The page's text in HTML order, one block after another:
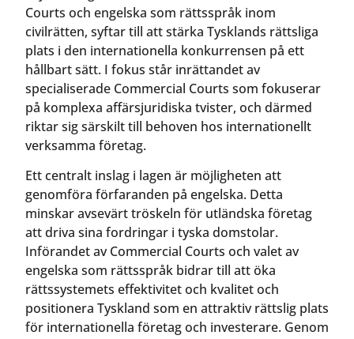
Courts och engelska som rättsspråk inom
civilrätten, syftar till att stärka Tysklands rättsliga
plats i den internationella konkurrensen på ett
hållbart sätt. I fokus står inrättandet av
specialiserade Commercial Courts som fokuserar
på komplexa affärsjuridiska tvister, och därmed
riktar sig särskilt till behoven hos internationellt
verksamma företag.
Ett centralt inslag i lagen är möjligheten att
genomföra förfaranden på engelska. Detta
minskar avsevärt tröskeln för utländska företag
att driva sina fordringar i tyska domstolar.
Införandet av Commercial Courts och valet av
engelska som rättsspråk bidrar till att öka
rättssystemets effektivitet och kvalitet och
positionera Tyskland som en attraktiv rättslig plats
för internationella företag och investerare. Genom